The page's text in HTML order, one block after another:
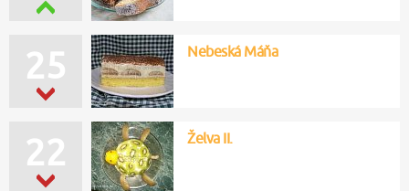
25 Nebeská Máňa
22 Želva II.